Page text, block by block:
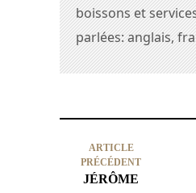
boissons et
parlées: anglais,
ARTICLE
PRÉCÉDENT
JÉRÔME